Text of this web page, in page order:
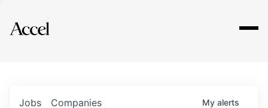
Explore
Jobs Companies My alerts